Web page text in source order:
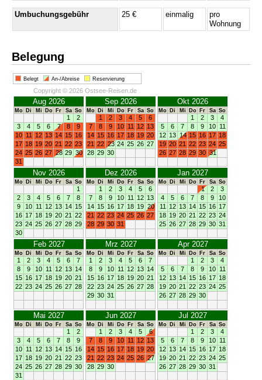
Umbuchungsgebühr 25 € einmalig
pro
Wohnung
Belegung
Belegt An-/Abreise Reservierung
Copyright © 2026 Ostsee-Reisen.de
Aug 2026
Mo Di Mi Do Fr Sa So
1
2
3
4 5 6 7 8
9
10 11 12 13 14 15 16
17 18 19 20 21 22 23
24 25 26 27 28 29 30
31
Sep 2026
Mo Di Mi Do Fr Sa So
1 2 3 4 5
6
7
8 9 10 11 12 13
14 15 16 17 18 19 20
21 22 23 24 25 26 27
28 29 30
Okt 2026
Mo Di Mi Do Fr Sa So
1 2 3
4
5
6 7 8 9 10 11
12 13 14 15 16 17 18
19 20 21 22 23 24 25
26 27 28 29 30 31
Nov 2026
Mo Di Mi Do Fr Sa So
1
2
3 4 5 6 7
8
9
10 11 12 13 14 15
16 17 18 19 20 21 22
23 24 25 26 27 28 29
30
Dez 2026
Mo Di Mi Do Fr Sa So
1 2 3 4 5
6
7
8 9 10 11 12 13
14 15 16 17 18 19 20
21 22 23 24 25 26 27
28 29 30 31
Jan 2027
Mo Di Mi Do Fr Sa So
1 2
3
4
5 6 7 8 9
10
11
12 13 14 15 16 17
18 19 20 21 22 23 24
25 26 27 28 29 30 31
Feb 2027
Mo Di Mi Do Fr Sa So
1 2 3 4 5 6
7
8
9 10 11 12 13 14
15 16 17 18 19 20 21
22 23 24 25 26 27 28
Mrz 2027
Mo Di Mi Do Fr Sa So
1 2 3 4 5 6
7
8
9 10 11 12 13 14
15 16 17 18 19 20 21
22 23 24 25 26 27 28
29 30 31
Apr 2027
Mo Di Mi Do Fr Sa So
1 2 3
4
5
6 7 8 9 10 11
12 13 14 15 16 17 18
19 20 21 22 23 24 25
26 27 28 29 30
Mai 2027
Mo Di Mi Do Fr Sa So
1
2
3
4 5 6 7 8
9
10 11 12 13 14 15 16
17 18 19 20 21 22 23
24 25 26 27 28 29 30
31
Jun 2027
Mo Di Mi Do Fr Sa So
1 2 3 4 5
6
7
8 9 10 11 12 13
14 15 16 17 18 19 20
21 22 23 24 25 26 27
28 29 30
Jul 2027
Mo Di Mi Do Fr Sa So
1 2 3
4
5
6 7 8 9 10 11
12 13 14 15 16 17 18
19 20 21 22 23 24 25
26 27 28 29 30 31